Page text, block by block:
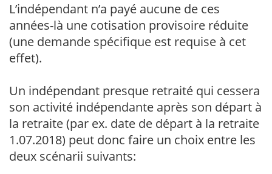
L’indépendant n’a payé aucune de ces
années-là une cotisation provisoire réduite
(une demande spécifique est requise à cet
effet).
Un indépendant presque retraité qui cessera
son activité indépendante après son départ à
la retraite (par ex. date de départ à la retraite
1.07.2018) peut donc faire un choix entre les
deux scénarii suivants: